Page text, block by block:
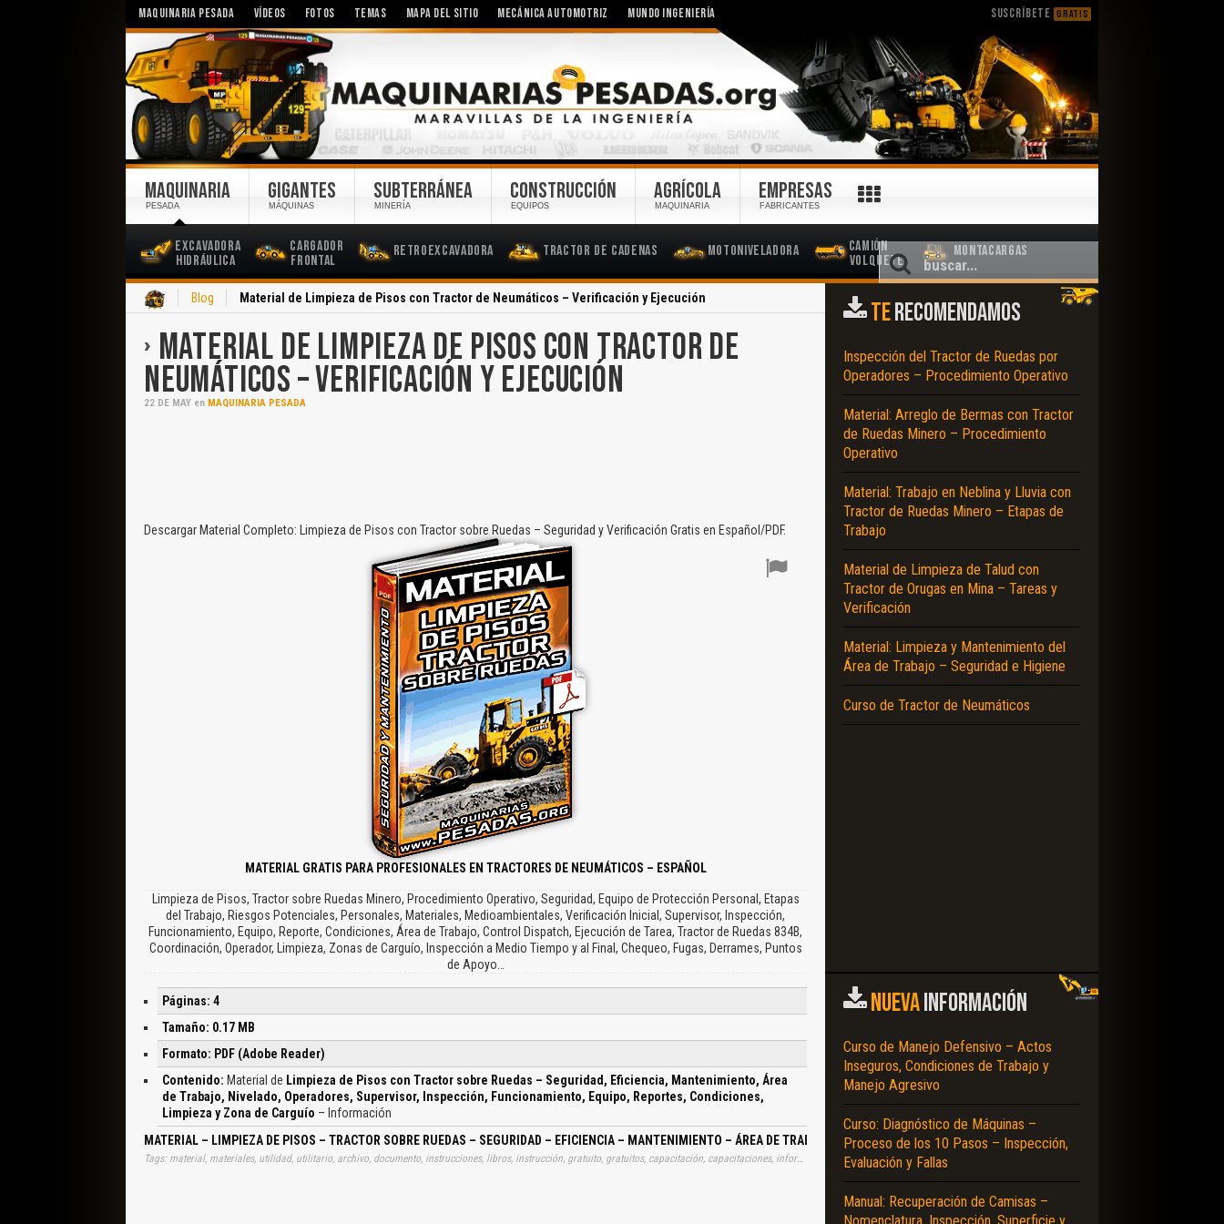
MAQUINARIA PESADA VÍDEOS FOTOS TEMAS MAPA DEL SITIO MECÁNICA AUTOMOTRIZ MUNDO INGENIERÍA SUSCRÍBETE GRATIS
MAQUINARIA
PESADA
Excavadora
Hidráulica
Cargador
Frontal
Retroexcavadora Tractor de Cadenas Motoniveladora
Camión
Volquete
Montacargas
GIGANTES
MÁQUINAS
SUBTERRÁNEA
MINERÍA
CONSTRUCCIÓN
EQUIPOS
AGRÍCOLA
MAQUINARIA
EMPRESAS
FABRICANTES
Blog Material de Limpieza de Pisos con Tractor de Neumáticos – Verificación y Ejecución
MATERIAL DE LIMPIEZA DE PISOS CON TRACTOR DE
NEUMÁTICOS – VERIFICACIÓN Y EJECUCIÓN
22 DE MAY en MAQUINARIA PESADA
Descargar Material Completo: Limpieza de Pisos con Tractor sobre Ruedas – Seguridad y Verificación Gratis en Español/PDF.
MATERIAL GRATIS PARA PROFESIONALES EN TRACTORES DE NEUMÁTICOS – ESPAÑOL
Limpieza de Pisos, Tractor sobre Ruedas Minero, Procedimiento Operativo, Seguridad, Equipo de Protección Personal, Etapas
del Trabajo, Riesgos Potenciales, Personales, Materiales, Medioambientales, Verificación Inicial, Supervisor, Inspección,
Funcionamiento, Equipo, Reporte, Condiciones, Área de Trabajo, Control Dispatch, Ejecución de Tarea, Tractor de Ruedas 834B,
Coordinación, Operador, Limpieza, Zonas de Carguío, Inspección a Medio Tiempo y al Final, Chequeo, Fugas, Derrames, Puntos
de Apoyo…
Páginas: 4
Tamaño: 0.17 MB
Formato: PDF (Adobe Reader)
Contenido: Material de Limpieza de Pisos con Tractor sobre Ruedas – Seguridad, Eficiencia, Mantenimiento, Área
de Trabajo, Nivelado, Operadores, Supervisor, Inspección, Funcionamiento, Equipo, Reportes, Condiciones,
Limpieza y Zona de Carguío – Información
MATERIAL – LIMPIEZA DE PISOS – TRACTOR SOBRE RUEDAS – SEGURIDAD – EFICIENCIA – MANTENIMIENTO – ÁREA DE TRABAJO – NIVELADO – OPERADORES – SUPERVISOR – INSPECCIÓN –
Tags: material, materiales, utilidad, utilitario, archivo, documento, instrucciones, libros, instrucción, gratuito, gratuitos, capacitación, capacitaciones, información, datos, gratis, descargar, limpiezas, pisos, tractores, sobres, ruedas, seguridades, eficiencias, mantenimientos, areas, trabajos, nivelados, operadores, supervisores, inspecciones, funcionamientos, equipos, reportes, condiciones, limpiezas, zonas, carguios, aprender, descargas
TERECOMENDAMOS
Inspección del Tractor de Ruedas por
Operadores – Procedimiento Operativo
Material: Arreglo de Bermas con Tractor
de Ruedas Minero – Procedimiento
Operativo
Material: Trabajo en Neblina y Lluvia con
Tractor de Ruedas Minero – Etapas de
Trabajo
Material de Limpieza de Talud con
Tractor de Orugas en Mina – Tareas y
Verificación
Material: Limpieza y Mantenimiento del
Área de Trabajo – Seguridad e Higiene
Curso de Tractor de Neumáticos
NUEVAINFORMACIÓN
Curso de Manejo Defensivo – Actos
Inseguros, Condiciones de Trabajo y
Manejo Agresivo
Curso: Diagnóstico de Máquinas –
Proceso de los 10 Pasos – Inspección,
Evaluación y Fallas
Manual: Recuperación de Camisas –